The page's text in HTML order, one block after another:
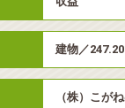
建物／
（株）こが